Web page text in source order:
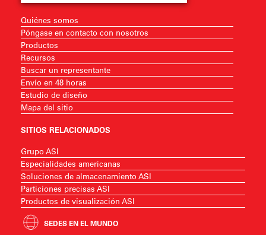
Quiénes somos
Póngase en contacto con nosotros
Productos
Recursos
Buscar un representante
Envío en 48 horas
Estudio de diseño
Mapa del sitio
SITIOS RELACIONADOS
Grupo ASI
Especialidades americanas
Soluciones de almacenamiento ASI
Particiones precisas ASI
Productos de visualización ASI
SEDES EN EL MUNDO